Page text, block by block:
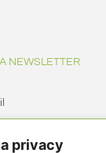
privacy
NEWSLETTER